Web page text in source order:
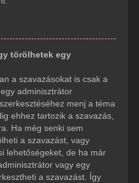
törölhetek egy
a szavazásokat is csak a
adminisztrátor
menj a téma
ehhez tartozik a szavazás,
Ha még senki sem
a szavazást, vagy
lehetőségeket, de ha már
vagy egy
a szavazást. Így